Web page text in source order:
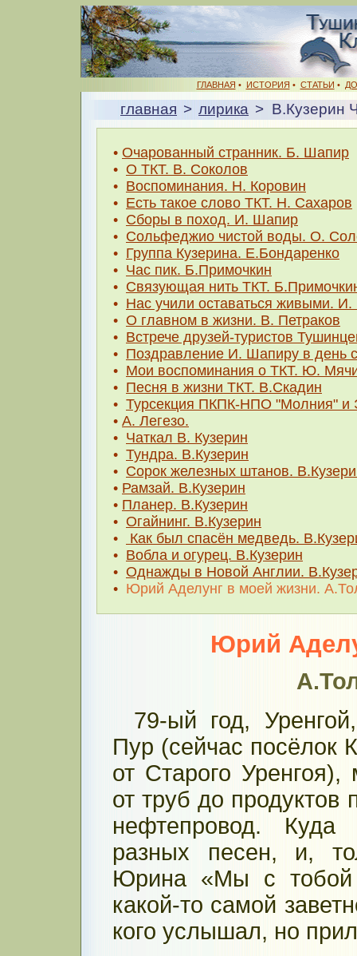
ГЛАВНАЯ • ИСТОРИЯ • СТАТЬИ •
главная > лирика > В.Кузерин
• Очарованный странник. Б. Шапир
• О ТКТ. В. Соколов
• Воспоминания. Н. Коровин
• Есть такое слово ТКТ. Н. Сахаров
• Сборы в поход. И. Шапир
• Сольфеджио чистой воды. О.
• Группа Кузерина. Е.Бондаренко
• Час пик. Б.Примочкин
• Связующая нить ТКТ.
• Нас учили оставаться живыми.
• О главном в жизни. В. Петраков
• Встрече друзей-туристов
• Поздравление И. Шапиру в день
• Мои воспоминания о ТКТ. Ю.
• Песня в жизни ТКТ. В.Скадин
• Турсекция ПКПК-НПО "Молния" и
• А. Легезо.
• Чаткал В. Кузерин
• Тундра. В.Кузерин
• Сорок железных штанов.
• Рамзай. В.Кузерин
• Планер. В.Кузерин
• Огайнинг. В.Кузерин
•
Как был спасён медведь.
• Вобла и огурец. В.Кузерин
• Однажды в Новой Англии.
• Юрий Аделунг в моей жизни.
Юрий
79-ый год,
Пур (сейчас посёлок
от Старого Уренгоя),
от труб до продуктов
нефтепровод.
разных песен, и,
Юрина «Мы с
какой-то самой
кого услышал, но